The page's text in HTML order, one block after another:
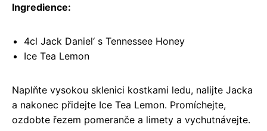
Ingredience:
4cl Jack Daniel‘ s Tennessee Honey
Ice Tea Lemon
Naplňte vysokou sklenici kostkami ledu, nalijte Jacka
a nakonec přidejte Ice Tea Lemon. Promíchejte,
ozdobte řezem pomeranče a limety a vychutnávejte.